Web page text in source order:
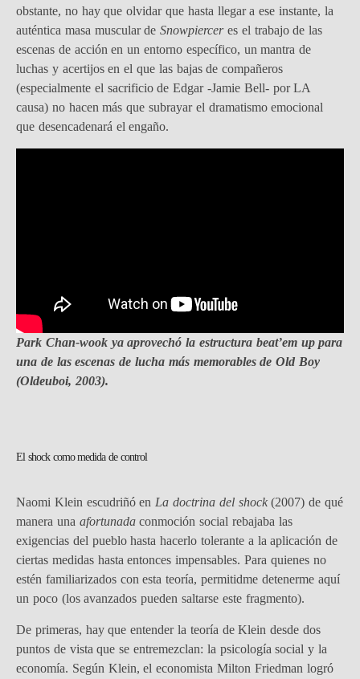
obstante, no hay que olvidar que hasta llegar a ese instante, la
auténtica masa muscular deSnowpierceres el trabajo de las
escenas de acción en un entorno específico, un mantra de
luchas y acertijos en el que las bajas de compañeros
(especialmente el sacrificio de Edgar -Jamie Bell- por LA
causa) no hacen más que subrayar el dramatismo emocional
que desencadenará el engaño.
Park Chan-wook ya aprovechó la estructura beat’em up para
una de las escenas de lucha más memorables de Old Boy
(Oldeuboi, 2003).
El shock como medida de control
Naomi Klein escudriñó en La doctrina del shock(2007) de qué
manera una afortunadaconmoción social rebajaba las
exigencias del pueblo hasta hacerlo tolerante a la aplicación de
ciertas medidas hasta entonces impensables. Para quienes no
estén familiarizados con esta teoría, permitidme detenerme aquí
un poco (los avanzados pueden saltarse este fragmento).
De primeras, hay que entender la teoría de Klein desde dos
puntos de vista que se entremezclan: la psicología social y la
economía. Según Klein, el economista Milton Friedman logró